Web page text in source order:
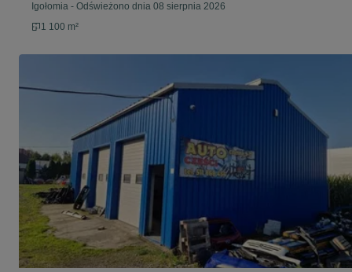
Igołomia - Odświeżono dnia 08 sierpnia 2026
1 100 m²